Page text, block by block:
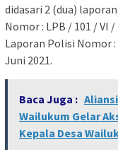
didasari 2 (dua)
Nomor : LPB / 101 / VI
Laporan Polisi Nomor :
Juni 2021.
Baca Juga :
Wailukum Gelar
Kepala Desa